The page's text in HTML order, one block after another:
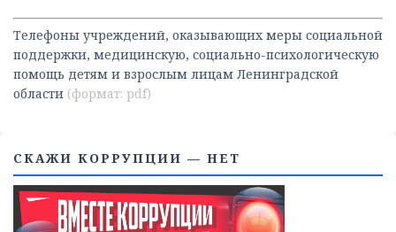
Телефоны учреждений, оказывающих меры социальной
поддержки, медицинскую, социально-психологическую
помощь детям и взрослым лицам Ленинградской
области
СКАЖИ КОРРУПЦИИ — НЕТ